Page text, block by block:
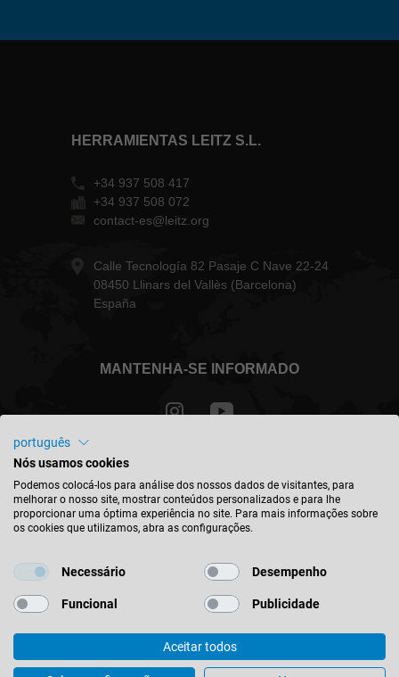
HERRAMIENTAS LEITZ S.L.
+34 937 508 417
+34 937 508 072
contact-es@leitz.org
Calle Tecnología 82 Pasaje C Nave 22-24
08450 Llinars del Vallès (Barcelona)
España
MANTENHA-SE INFORMADO
ENCONTRAR A LOCALIZAÇÃO
© 2026 Leitz GmbH & Co. KG
Impresso
Contato
Política de privacidade
português
Nós usamos cookies
Podemos colocá-los para análise dos nossos dados de visitantes, para
melhorar o nosso site, mostrar conteúdos personalizados e para lhe
proporcionar uma óptima experiência no site. Para mais informações sobre
os cookies que utilizamos, abra as configurações.
Necessário Desempenho
Funcional Publicidade
Aceitar todos